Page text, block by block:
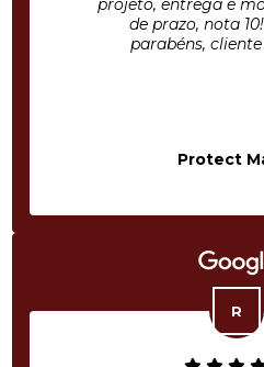
projeto, entrega e
de prazo, nota
parabéns,
Protect